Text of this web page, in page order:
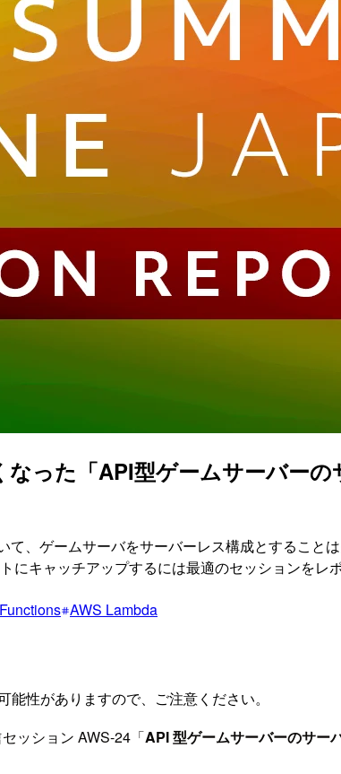
った「API型ゲームサーバーの
、ゲームサーバをサーバーレス構成とすること
にキャッチアップするには最適のセッションをレ
AWS Lambda
性がありますので、ご注意ください。
ッション AWS-24「API 型ゲームサーバーのサー